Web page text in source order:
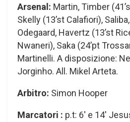
Arsenal: Martin, Timber
Skelly (13’st Calafiori),
Odegaard, Havertz (13’st
Nwaneri), Saka (24’pt
Martinelli. A disposizione:
Jorginho. All. Mikel Arteta.
Arbitro: Simon Hooper
Marcatori : p.t: 6′ e 14′